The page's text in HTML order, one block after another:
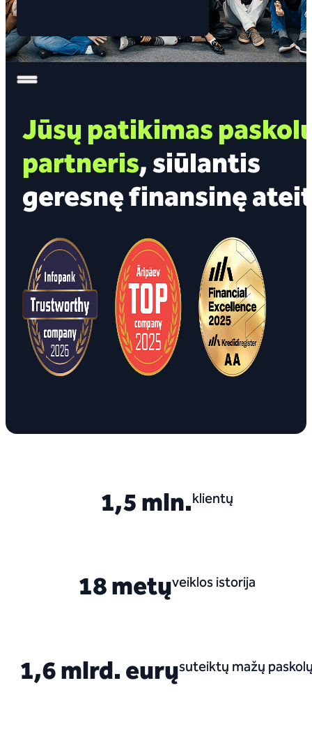
Jūsų patikimas
partneris, siūlantis
geresnę finansinę
1,5 mln.klientų
18 metųveiklos istorija
1,6 mlrd. eurųsuteiktų mažų